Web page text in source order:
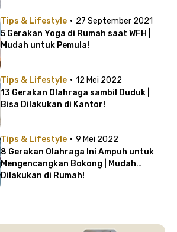
Tips & Lifestyle · 27 September 2021
5 Gerakan Yoga di Rumah saat WFH |
Mudah untuk Pemula!
Tips & Lifestyle · 12 Mei 2022
13 Gerakan Olahraga sambil Duduk |
Bisa Dilakukan di Kantor!
Tips & Lifestyle · 9 Mei 2022
8 Gerakan Olahraga Ini Ampuh untuk
Mengencangkan Bokong | Mudah
Dilakukan di Rumah!